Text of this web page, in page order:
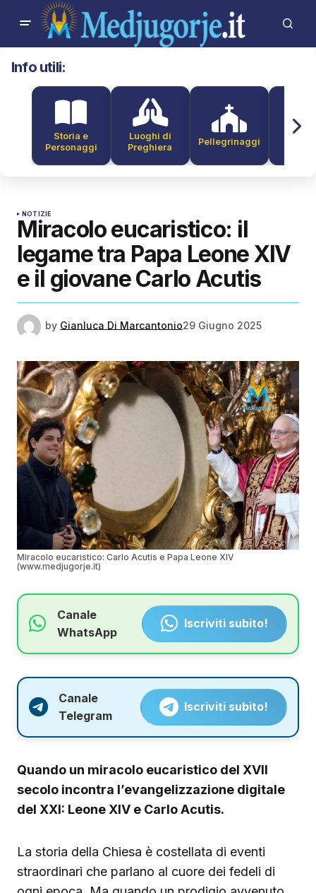
Info utili:
Storia e
Personaggi
Luoghi di
Preghiera
Pellegrinaggi
NOTIZIE
Miracolo eucaristico: il
legame tra Papa Leone XIV
e il giovane Carlo Acutis
by Gianluca Di Marcantonio29 Giugno 2025
Miracolo eucaristico: Carlo Acutis e Papa Leone XIV
(www.medjugorje.it)
Canale
WhatsApp
Iscriviti subito!
Canale
Telegram
Iscriviti subito!
Quando un miracolo eucaristico del XVII
secolo incontra l’evangelizzazione digitale
del XXI: Leone XIV e Carlo Acutis.
La storia della Chiesa è costellata di eventi
straordinari che parlano al cuore dei fedeli di